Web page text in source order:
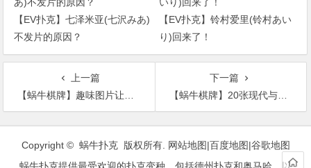
【EV扑克】七泽米亚(七沢みあ)
不发片的原因？
【EV扑克】铃村爱里(铃村あい
り)回来了！
上一篇
【蜗牛棋牌】趣味图片让你开心笑不停 生活充满惊喜奇迹无处不在
下一篇
【蜗牛棋牌】20张现代与历史的对比照 你会发现世界真的改变了
文
Copyright © 蜗牛扑克 版权所有. 网站地图|百度地图|谷歌地图